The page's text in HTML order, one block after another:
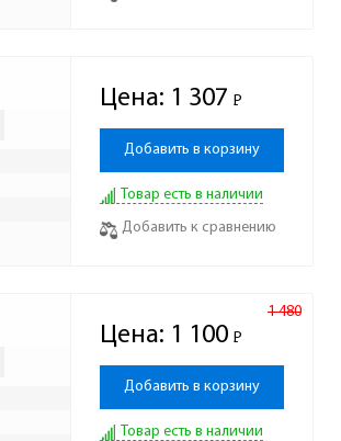
Цена: 1 307 Р
-
Добавить в корзину
Товар есть в наличии
Добавить к сравнению
Цена:
1 480
1 100 Р
-
Добавить в корзину
Товар есть в наличии